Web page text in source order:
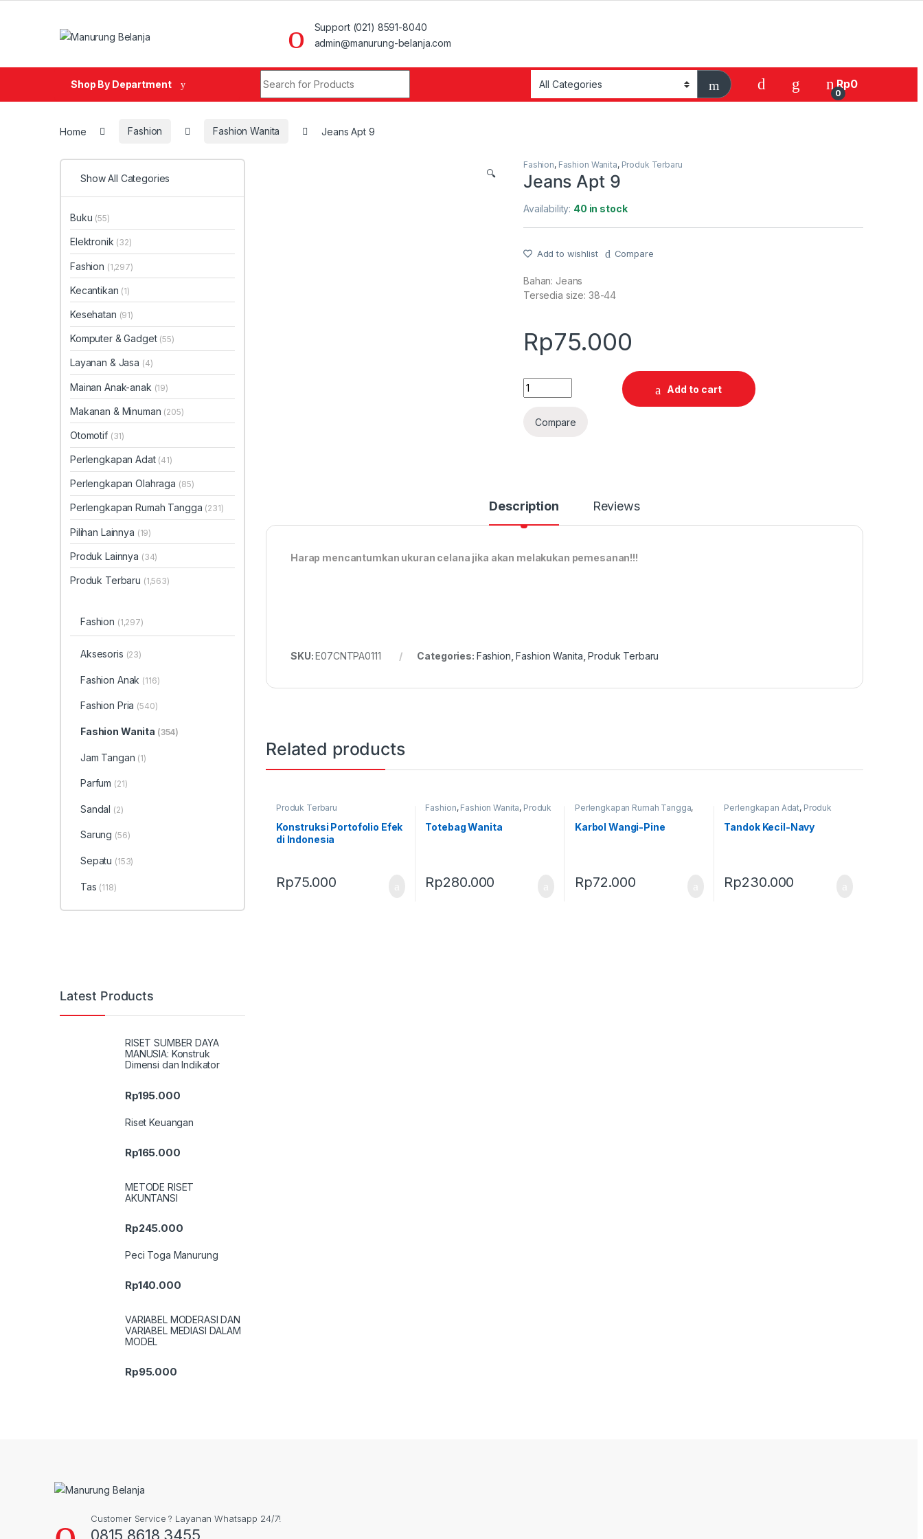
Support (021) 8591-8040
admin@manurung-belanja.com
Shop By Department
0
Rp0
Home Fashion Fashion Wanita Jeans Apt 9
🔍
Fashion, Fashion Wanita, Produk Terbaru
Jeans Apt 9
Availability: 40 in stock
Add to wishlist Compare
Bahan: Jeans
Tersedia size: 38-44
Rp75.000
Quantity
Add to cart
Compare
Description Reviews
Harap mencantumkan ukuran celana jika akan melakukan pemesanan!!!
SKU:E07CNTPA0111 Categories: Fashion,Fashion Wanita,Produk Terbaru
Related products
Produk Terbaru
Konstruksi Portofolio Efek
di Indonesia
Rp75.000
Fashion, Fashion Wanita, Produk
Totebag Wanita
Rp280.000
Perlengkapan Rumah Tangga,
Produk Terbaru
Karbol Wangi-Pine
Rp72.000
Perlengkapan Adat, Produk
Terbaru
Tandok
Tandok Kecil-Navy
Rp230.000
Show All Categories
Buku (55)
Elektronik (32)
Fashion (1,297)
Kecantikan (1)
Kesehatan (91)
Komputer & Gadget (55)
Layanan & Jasa (4)
Mainan Anak-anak (19)
Makanan & Minuman (205)
Otomotif (31)
Perlengkapan Adat (41)
Perlengkapan Olahraga (85)
Perlengkapan Rumah Tangga (231)
Pilihan Lainnya (19)
Produk Lainnya (34)
Produk Terbaru (1,563)
Fashion (1,297)
Aksesoris (23)
Fashion Anak (116)
Fashion Pria (540)
Fashion Wanita (354)
Jam Tangan (1)
Parfum (21)
Sandal (2)
Sarung (56)
Sepatu (153)
Tas (118)
Latest Products
RISET SUMBER DAYA
MANUSIA: Konstruk
Dimensi dan Indikator
Rp195.000
Riset Keuangan
Rp165.000
METODE RISET
AKUNTANSI
Rp245.000
Peci Toga Manurung
Rp140.000
VARIABEL MODERASI DAN
VARIABEL MEDIASI DALAM
MODEL
Rp95.000
Customer Service ? Layanan Whatsapp 24/7!
0815 8618 3455